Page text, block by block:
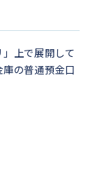
上で展開して
の普通預金口